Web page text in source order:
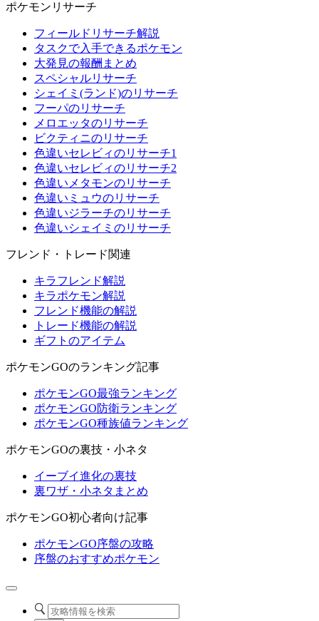
ポケモンリサーチ
フィールドリサーチ解説
タスクで入手できるポケモン
大発見の報酬まとめ
スペシャルリサーチ
シェイミ(ランド)のリサーチ
フーパのリサーチ
メロエッタのリサーチ
ビクティニのリサーチ
色違いセレビィのリサーチ1
色違いセレビィのリサーチ2
色違いメタモンのリサーチ
色違いミュウのリサーチ
色違いジラーチのリサーチ
色違いシェイミのリサーチ
フレンド・トレード関連
キラフレンド解説
キラポケモン解説
フレンド機能の解説
トレード機能の解説
ギフトのアイテム
ポケモンGOのランキング記事
ポケモンGO最強ランキング
ポケモンGO防衛ランキング
ポケモンGO種族値ランキング
ポケモンGOの裏技・小ネタ
イーブイ進化の裏技
裏ワザ・小ネタまとめ
ポケモンGO初心者向け記事
ポケモンGO序盤の攻略
序盤のおすすめポケモン